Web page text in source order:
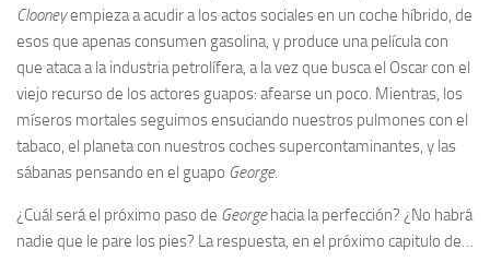
Clooneyempieza a acudir a los actos sociales en un coche híbrido, de
esos que apenas consumen gasolina, y produce una película con
que ataca a la industria petrolífera, a la vez que busca el Oscar con el
viejo recurso de los actores guapos: afearse un poco. Mientras, los
míseros mortales seguimos ensuciando nuestros pulmones con el
tabaco, el planeta con nuestros coches supercontaminantes, y las
sábanas pensando en el guapo George.
¿Cuál será el próximo paso de Georgehacia la perfección? ¿No habrá
nadie que le pare los pies? La respuesta, en el próximo capitulo de…